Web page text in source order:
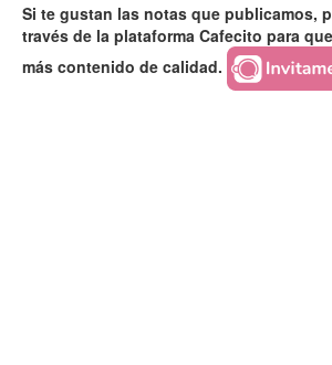
Si te gustan las notas que publicamos,
través de la plataforma Cafecito para
más contenido de calidad.